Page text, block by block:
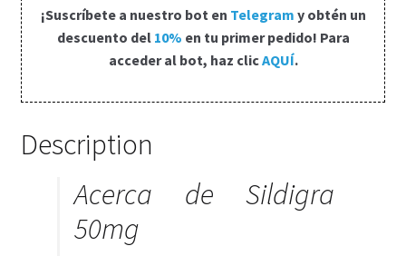
Impressum
Mi cuenta
Política de privacidad
¡Suscríbete a nuestro bot en Telegram y obtén un
descuento del 10% en tu primer pedido! Para
acceder al bot, haz clicAQUÍ.
Description
Acerca de Sildigra
50mg